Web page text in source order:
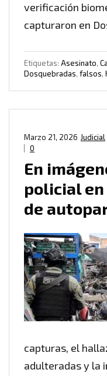
verificación
capturaron en
Etiquetas: Asesinato,
Dosquebradas, falsos,
Judicial
Marzo 21, 2026
0
En
policial
de
capturas, el
adulteradas y la